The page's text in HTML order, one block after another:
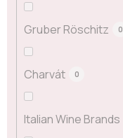
Gruber Röschitz 0
Charvát 0
Italian Wine Brands